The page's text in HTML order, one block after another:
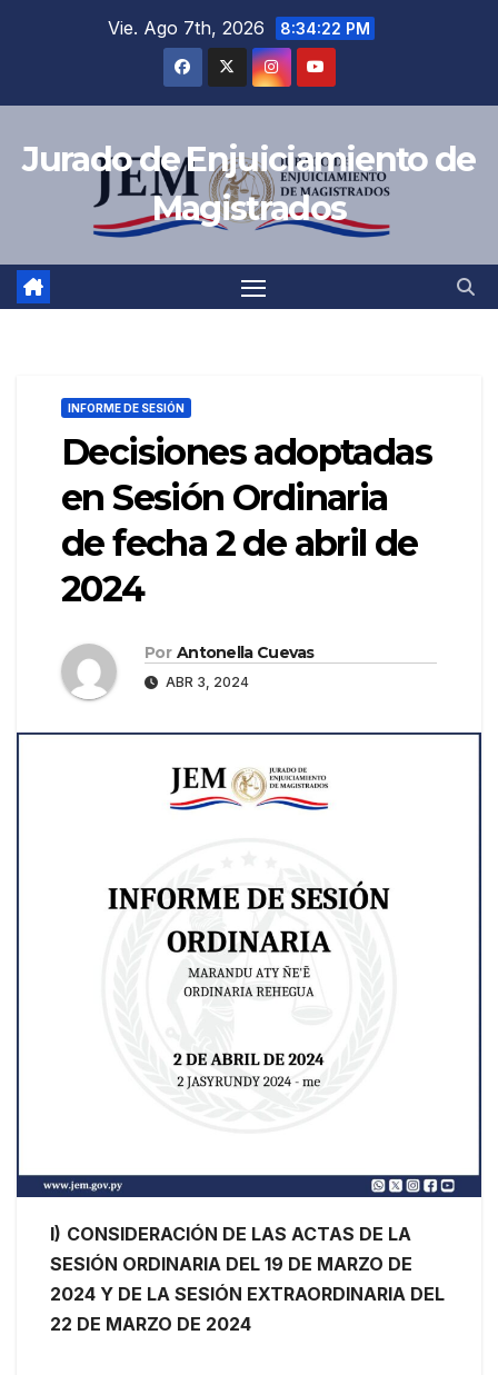
Vie. Ago 7th, 2026 8:34:23 PM
Jurado de Enjuiciamiento de
Magistrados
INFORME DE SESIÓN
Decisiones adoptadas
en Sesión Ordinaria
de fecha 2 de abril de
2024
Por Antonella Cuevas
ABR 3, 2024
I) CONSIDERACIÓN DE LAS ACTAS DE LA
SESIÓN ORDINARIA DEL 19 DE MARZO DE
2024 Y DE LA SESIÓN EXTRAORDINARIA DEL
22 DE MARZO DE 2024